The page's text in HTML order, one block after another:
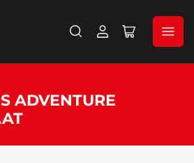
Aanmelden
Mini-
openen
ADVENTURE